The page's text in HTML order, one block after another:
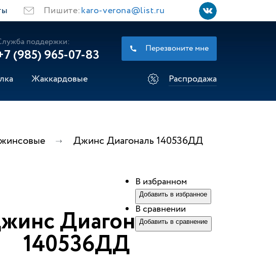
Пишите:karo-verona@list.ru
поддержки:
(985) 965-07-83
Перезвоните мне
Жаккардовые Распродажа
Джинс Диагональ 140536ДД
Диагональ
140536ДД
В избранном
Добавить в избранное
В сравнении
Добавить в сравнение